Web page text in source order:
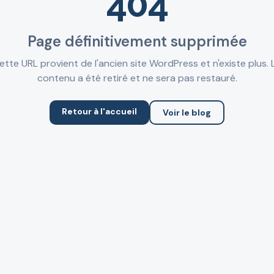
Page définitivement supprimée
URL provient de l'ancien site WordPress et n'existe plus.
contenu a été retiré et ne sera pas restauré.
Retour à l'accueil Voir le blog